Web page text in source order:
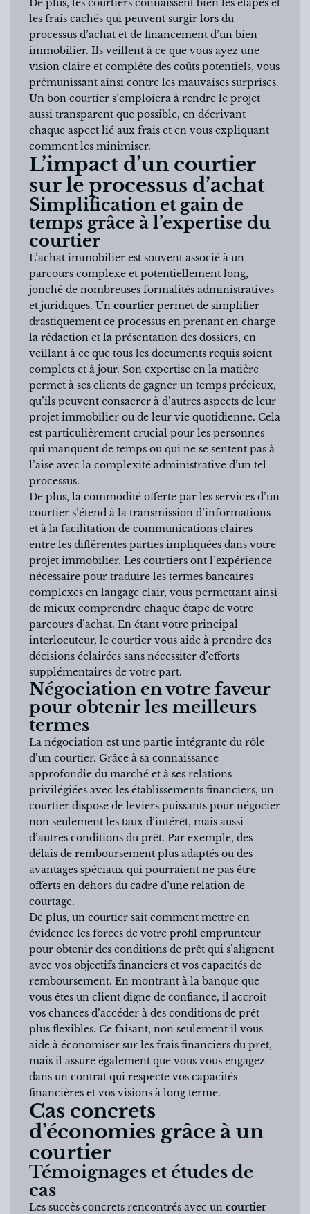
De plus, les courtiers connaissent bien les étapes et
les frais cachés qui peuvent surgir lors du
processus d’achat et de financement d’un bien
immobilier. Ils veillent à ce que vous ayez une
vision claire et complète des coûts potentiels, vous
prémunissant ainsi contre les mauvaises surprises.
Un bon courtier s’emploiera à rendre le projet
aussi transparent que possible, en décrivant
chaque aspect lié aux frais et en vous expliquant
comment les minimiser.
L’impact d’un courtier
sur le processus d’achat
Simplification et gain de
temps grâce à l’expertise du
courtier
L’achat immobilier est souvent associé à un
parcours complexe et potentiellement long,
jonché de nombreuses formalités administratives
et juridiques. Un courtier permet de simplifier
drastiquement ce processus en prenant en charge
la rédaction et la présentation des dossiers, en
veillant à ce que tous les documents requis soient
complets et à jour. Son expertise en la matière
permet à ses clients de gagner un temps précieux,
qu’ils peuvent consacrer à d’autres aspects de leur
projet immobilier ou de leur vie quotidienne. Cela
est particulièrement crucial pour les personnes
qui manquent de temps ou qui ne se sentent pas à
l’aise avec la complexité administrative d’un tel
processus.
De plus, la commodité offerte par les services d’un
courtier s’étend à la transmission d’informations
et à la facilitation de communications claires
entre les différentes parties impliquées dans votre
projet immobilier. Les courtiers ont l’expérience
nécessaire pour traduire les termes bancaires
complexes en langage clair, vous permettant ainsi
de mieux comprendre chaque étape de votre
parcours d’achat. En étant votre principal
interlocuteur, le courtier vous aide à prendre des
décisions éclairées sans nécessiter d’efforts
supplémentaires de votre part.
Négociation en votre faveur
pour obtenir les meilleurs
termes
La négociation est une partie intégrante du rôle
d’un courtier. Grâce à sa connaissance
approfondie du marché et à ses relations
privilégiées avec les établissements financiers, un
courtier dispose de leviers puissants pour négocier
non seulement les taux d’intérêt, mais aussi
d’autres conditions du prêt. Par exemple, des
délais de remboursement plus adaptés ou des
avantages spéciaux qui pourraient ne pas être
offerts en dehors du cadre d’une relation de
courtage.
De plus, un courtier sait comment mettre en
évidence les forces de votre profil emprunteur
pour obtenir des conditions de prêt qui s’alignent
avec vos objectifs financiers et vos capacités de
remboursement. En montrant à la banque que
vous êtes un client digne de confiance, il accroît
vos chances d’accéder à des conditions de prêt
plus flexibles. Ce faisant, non seulement il vous
aide à économiser sur les frais financiers du prêt,
mais il assure également que vous vous engagez
dans un contrat qui respecte vos capacités
financières et vos visions à long terme.
Cas concrets
d’économies grâce à un
courtier
Témoignages et études de
cas
Les succès concrets rencontrés avec un courtier